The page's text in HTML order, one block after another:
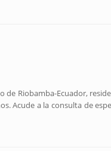
de Riobamba-Ecuador,
Acude a la consulta de